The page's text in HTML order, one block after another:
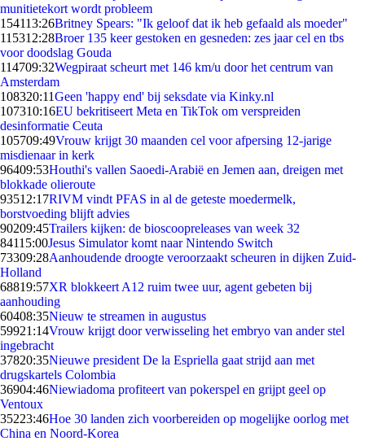
munitietekort wordt probleem
154113:26Britney Spears: "Ik geloof dat ik heb gefaald als moeder"
115312:28Broer 135 keer gestoken en gesneden: zes jaar cel en tbs
voor doodslag Gouda
114709:32Wegpiraat scheurt met 146 km/u door het centrum van
Amsterdam
108320:11Geen 'happy end' bij seksdate via Kinky.nl
107310:16EU bekritiseert Meta en TikTok om verspreiden
desinformatie Ceuta
105709:49Vrouw krijgt 30 maanden cel voor afpersing 12-jarige
misdienaar in kerk
96409:53Houthi's vallen Saoedi-Arabië en Jemen aan, dreigen met
blokkade olieroute
93512:17RIVM vindt PFAS in al de geteste moedermelk,
borstvoeding blijft advies
90209:45Trailers kijken: de bioscoopreleases van week 32
84115:00Jesus Simulator komt naar Nintendo Switch
73309:28Aanhoudende droogte veroorzaakt scheuren in dijken Zuid-
Holland
68819:57XR blokkeert A12 ruim twee uur, agent gebeten bij
aanhouding
60408:35Nieuw te streamen in augustus
59921:14Vrouw krijgt door verwisseling het embryo van ander stel
ingebracht
37820:35Nieuwe president De la Espriella gaat strijd aan met
drugskartels Colombia
36904:46Niewiadoma profiteert van pokerspel en grijpt geel op
Ventoux
35223:46Hoe 30 landen zich voorbereiden op mogelijke oorlog met
China en Noord-Korea